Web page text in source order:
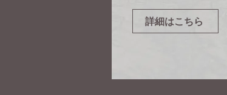
詳細はこちら